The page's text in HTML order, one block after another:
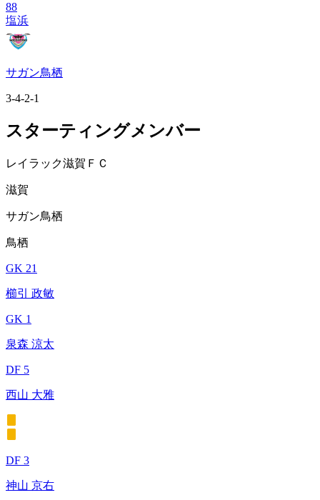
88
塩浜
サガン鳥栖
3-4-2-1
スターティングメンバー
レイラック滋賀ＦＣ
滋賀
サガン鳥栖
鳥栖
GK 21
櫛引 政敏
GK 1
泉森 涼太
DF 5
西山 大雅
DF 3
神山 京右